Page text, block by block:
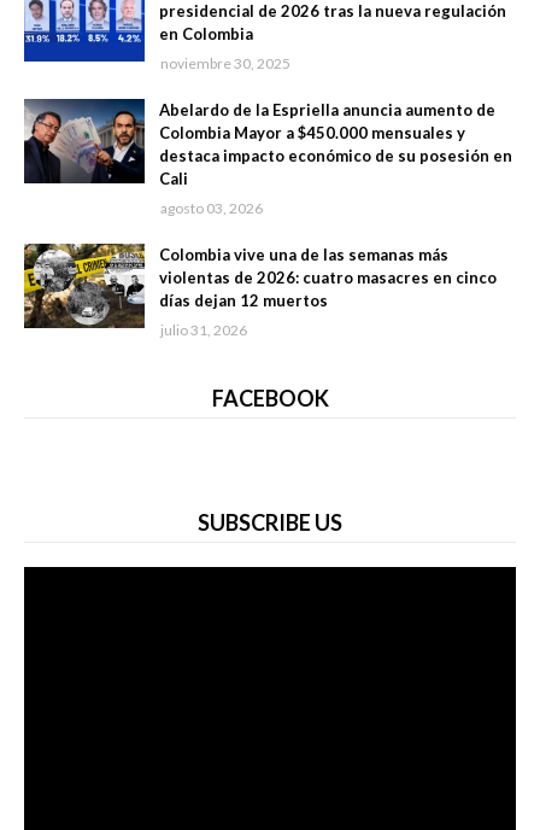
presidencial de 2026 tras la nueva regulación
en Colombia
noviembre 30, 2025
Abelardo de la Espriella anuncia aumento de
Colombia Mayor a $450.000 mensuales y
destaca impacto económico de su posesión en
Cali
agosto 03, 2026
Colombia vive una de las semanas más
violentas de 2026: cuatro masacres en cinco
días dejan 12 muertos
julio 31, 2026
FACEBOOK
SUBSCRIBE US